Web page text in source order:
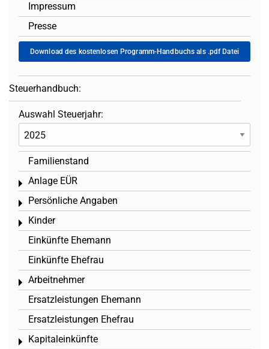
Impressum
Presse
Download des kostenlosen Programm-Handbuchs als .pdf Datei
Steuerhandbuch:
Auswahl Steuerjahr:
Familienstand
Anlage EÜR
Toggle menu
Persönliche Angaben
Toggle menu
Kinder
Toggle menu
Einkünfte Ehemann
Einkünfte Ehefrau
Arbeitnehmer
Toggle menu
Ersatzleistungen Ehemann
Ersatzleistungen Ehefrau
Kapitaleinkünfte
Toggle menu